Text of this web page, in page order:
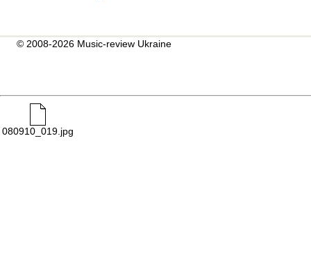
© 2008-2026 Music-review Ukraine
080910_019.jpg